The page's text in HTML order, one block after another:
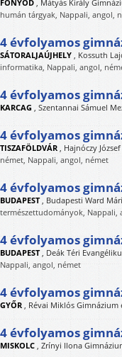
FONYÓD , Mátyás Király
humán tárgyak, Nappali, angol,
4 évfolyamos
SÁTORALJAÚJHELY , Kossuth
informatika, Nappali, angol,
4 évfolyamos
KARCAG , Szentannai Sámuel
4 évfolyamos
TISZAFÖLDVÁR , Hajnóczy
német, Nappali, angol, német
4 évfolyamos
BUDAPEST, Budapesti Ward
természettudományok, Nappali,
4 évfolyamos
BUDAPEST, Deák Téri
Nappali, angol, német
4 évfolyamos
GYŐR , Révai Miklós Gimnázium
4 évfolyamos
MISKOLC , Zrínyi Ilona